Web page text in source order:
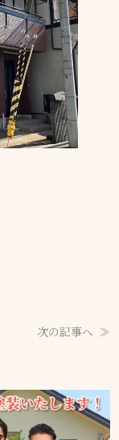
次の記事へ